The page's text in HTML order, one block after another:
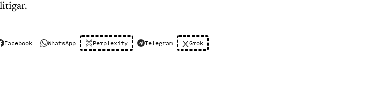
Facebook WhatsApp Perplexity Telegram Grok